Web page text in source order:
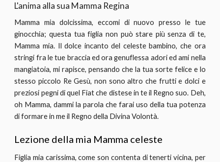
L'anima alla sua Mamma Regina
Mamma mia dolcissima, eccomi di nuovo presso le tue
ginocchia; questa tua figlia non può stare più senza di te,
Mamma mia. Il dolce incanto del celeste bambino, che ora
stringi fra le tue braccia ed ora genuflessa adori ed ami nella
mangiatoia, mi rapisce, pensando che la tua sorte felice e lo
stesso piccolo Re Gesù, non sono altro che frutti e dolci e
preziosi pegni di quel Fiat che distese in te il Regno suo. Deh,
oh Mamma, dammi la parola che farai uso della tua potenza
di formare in me il Regno della Divina Volontà.
Lezione della mia Mamma celeste
Figlia mia carissima, come son contenta di tenerti vicina, per